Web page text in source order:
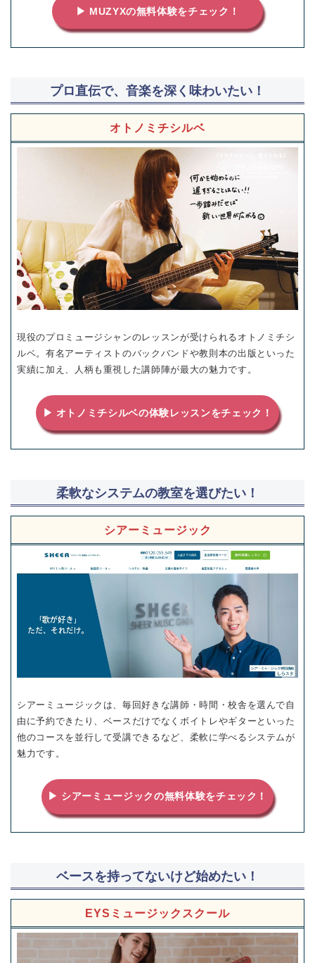
▶ MUZYXの無料体験をチェック！
プロ直伝で、音楽を深く味わいたい！
オトノミチシルベ
現役のプロミュージシャンのレッスンが受けられるオトノミチシ
ルベ。有名アーティストのバックバンドや教則本の出版といった
実績に加え、人柄も重視した講師陣が最大の魅力です。
▶ オトノミチシルベの体験レッスンをチェック！
柔軟なシステムの教室を選びたい！
シアーミュージック
シアーミュージックは、毎回好きな講師・時間・校舎を選んで自
由に予約できたり、ベースだけでなくボイトレやギターといった
他のコースを並行して受講できるなど、柔軟に学べるシステムが
魅力です。
▶ シアーミュージックの無料体験をチェック！
ベースを持ってないけど始めたい！
EYSミュージックスクール